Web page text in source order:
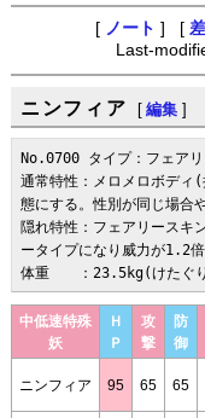
[ ノート ] [
Last-
ニンフィア [ 編集 ]
No.0700 タイプ：フェアリ
通常特性：メロメロボディ
態にする。性別が同じ場合
隠れ特性：フェアリースキ
ータイプになり威力が1.2
体重　　：23.5kg(けたぐ
中低速特殊
妖
Ｈ
Ｐ
攻
撃
防
御
ニンフィア 95 65 65